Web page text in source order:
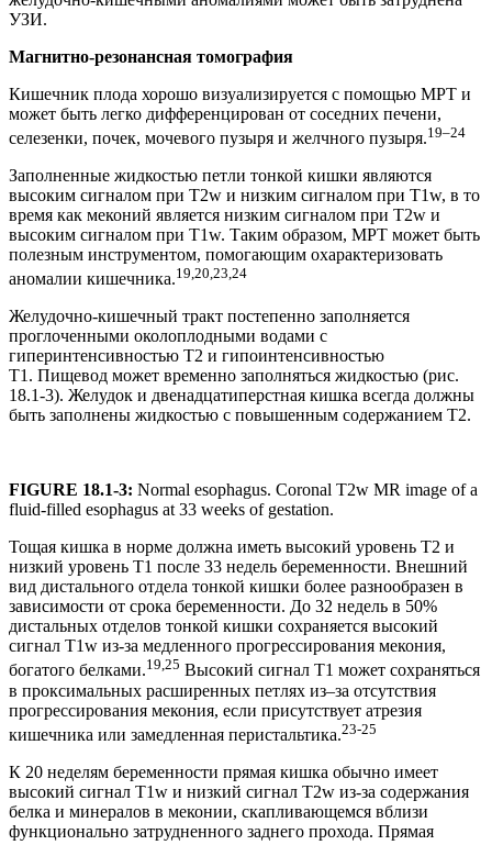
УЗИ.
Магнитно-резонансная томография
Кишечник плода хорошо визуализируется с помощью МРТ и
может быть легко дифференцирован от соседних печени,
селезенки, почек, мочевого пузыря и желчного пузыря.19–24
Заполненные жидкостью петли тонкой кишки являются
высоким сигналом при T2w и низким сигналом при T1w, в то
время как меконий является низким сигналом при T2w и
высоким сигналом при T1w. Таким образом, МРТ может быть
полезным инструментом, помогающим охарактеризовать
аномалии кишечника.19,20,23,24
Желудочно-кишечный тракт постепенно заполняется
проглоченными околоплодными водами с
гиперинтенсивностью Т2 и гипоинтенсивностью
Т1. Пищевод может временно заполняться жидкостью (рис.
18.1-3). Желудок и двенадцатиперстная кишка всегда должны
быть заполнены жидкостью с повышенным содержанием Т2.
FIGURE 18.1-3: Normal esophagus. Coronal T2w MR image of a
fluid-filled esophagus at 33 weeks of gestation.
Тощая кишка в норме должна иметь высокий уровень Т2 и
низкий уровень Т1 после 33 недель беременности. Внешний
вид дистального отдела тонкой кишки более разнообразен в
зависимости от срока беременности. До 32 недель в 50%
дистальных отделов тонкой кишки сохраняется высокий
сигнал T1w из-за медленного прогрессирования мекония,
богатого белками.19,25 Высокий сигнал T1 может сохраняться
в проксимальных расширенных петлях из–за отсутствия
прогрессирования мекония, если присутствует атрезия
кишечника или замедленная перистальтика.23-25
К 20 неделям беременности прямая кишка обычно имеет
высокий сигнал T1w и низкий сигнал T2w из-за содержания
белка и минералов в меконии, скапливающемся вблизи
функционально затрудненного заднего прохода. Прямая